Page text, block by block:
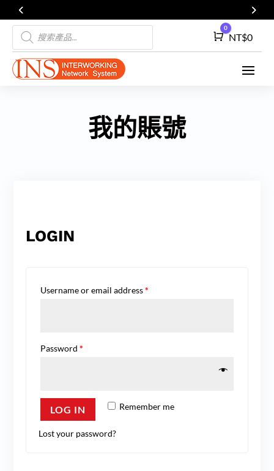
Products
search
Cart
0
NT$0
我的賬號
LOGIN
Username or email address*
Password*
Remember me
LOG IN
Lost your password?